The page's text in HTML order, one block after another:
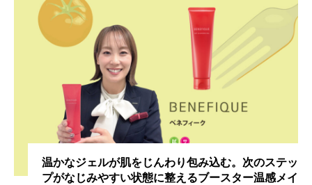
温かなジェルが肌をじんわり包み込む。次のステッ
プがなじみやすい状態に整えるブースター温感メイ